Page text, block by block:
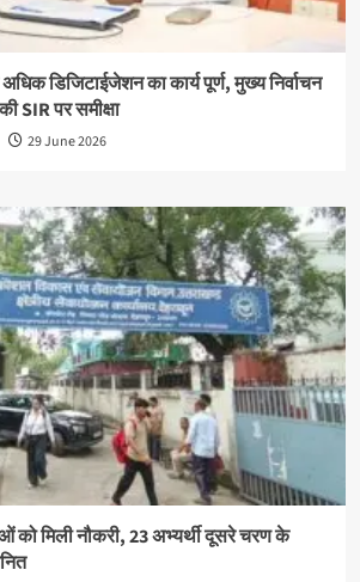
डिजिटाईजेशन का कार्य पूर्ण, मुख्य निर्वाचन
SIR पर समीक्षा
29 June 2026
को मिली नौकरी, 23 अभ्यर्थी दूसरे चरण के